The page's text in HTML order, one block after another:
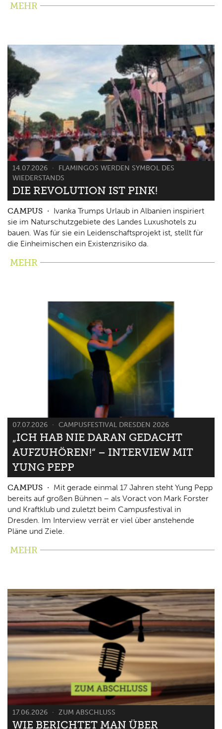
MEHR
14.07.2026
FLAMINGOS WERDEN SYMBOL DES
WIEDERSTANDS
DIE REVOLUTION IST PINK!
CAMPUS
Ivanka Trumps Urlaub in Albanien inspiriert
sie im Naturschutzgebiete des Landes Luxushotels zu
bauen. Was für sie ein Leidenschaftsprojekt ist, stellt für
die Einheimischen ein Existenzrisiko da.
MEHR
07.07.2026 CAMPUSFESTIVAL DRESDEN 2026
„ICH HAB NIE DARAN GEDACHT
AUFZUHÖREN!“ – INTERVIEW MIT
YUNG PEPP
CAMPUS
Mit gerade einmal 17 Jahren steht Yung Pepp
bereits auf großen Bühnen – als Voract von Mark Forster
und Kraftklub und zuletzt beim Campusfestival in
Dresden. Im Interview verrät er viel über anstehende
Pläne und Ziele.
MEHR
17.06.2026 ZUM ABSCHLUSS
WIE BERICHTET MAN ÜBER